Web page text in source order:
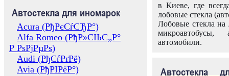
Автостекла для иномарок
Acura (РђРєСѓСЂР°)
Alfa Romeo (РђР»СЊС„Р°
Р РѕРјРµРѕ)
Audi (РђСѓРґРё)
Avia (РђРІРёР°)
в Киеве, где
лобовые стекла
Лобовые стекла на
микроавтобусы,
автомобили.
Автостекла